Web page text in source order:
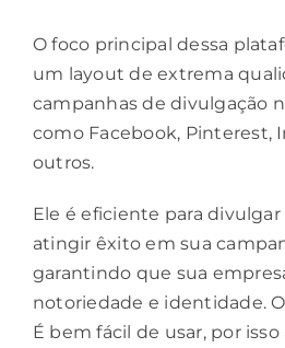
O foco principal dessa
um layout de extrema
campanhas de divulgação
como Facebook, Pinterest,
outros.
Ele é eficiente para divulgar
atingir êxito em sua
garantindo que sua
notoriedade e identidade.
É bem fácil de usar, por